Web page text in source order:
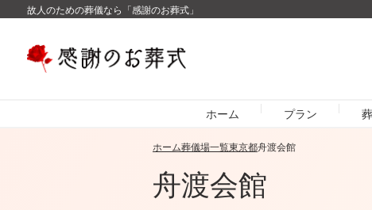
故人のための葬儀なら「感謝のお葬式」
ホーム プラン
ホーム葬儀場一覧東京都舟渡会館
舟渡会館